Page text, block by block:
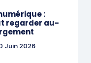
:
regarder au-
Juin 2026